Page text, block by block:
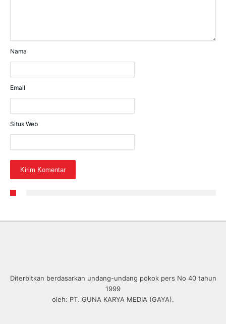
Nama
Email
Situs Web
Diterbitkan berdasarkan undang-undang pokok pers No 40 tahun
1999
oleh: PT. GUNA KARYA MEDIA (GAYA).